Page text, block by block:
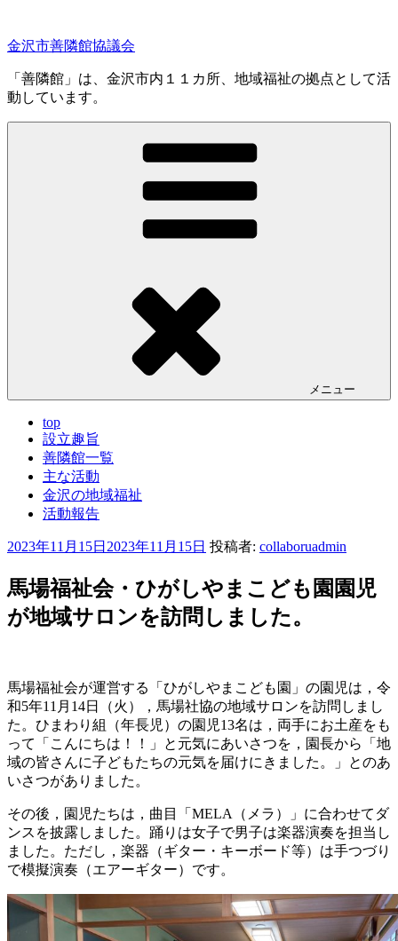
テ
ン
ツ
へ
ス
金沢市善隣館協議会
「善隣館」は、金沢市内１１カ所、地域福祉の拠点として活
動しています。
メニュー
top
設立趣旨
善隣館一覧
主な活動
金沢の地域福祉
活動報告
投
日:
2023年11月15日 2023年11月15日 投稿者: collaboruadmin
馬場福祉会・ひがしやまこども園園児
が地域サロンを訪問しました。
馬場福祉会が運営する「ひがしやまこども園」の園児は，令
和5年11月14日（火），馬場社協の地域サロンを訪問しまし
た。ひまわり組（年長児）の園児13名は，両手にお土産をも
って「こんにちは！！」と元気にあいさつを，園長から「地
域の皆さんに子どもたちの元気を届けにきました。」とのあ
いさつがありました。
その後，園児たちは，曲目「MELA（メラ）」に合わせてダ
ンスを披露しました。踊りは女子で男子は楽器演奏を担当し
ました。ただし，楽器（ギター・キーボード等）は手つづり
で模擬演奏（エアーギター）です。